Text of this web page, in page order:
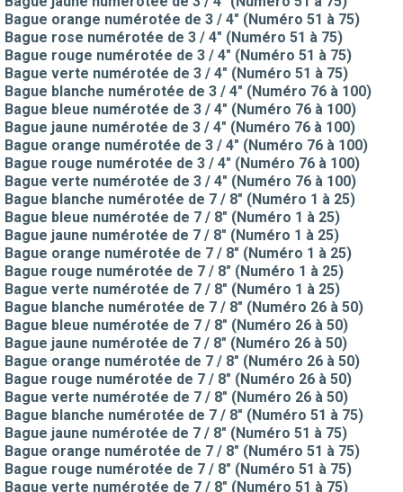
Bague orange numérotée de 3 / 4" (Numéro 51 à 75)
Bague rose numérotée de 3 / 4" (Numéro 51 à 75)
Bague rouge numérotée de 3 / 4" (Numéro 51 à 75)
Bague verte numérotée de 3 / 4" (Numéro 51 à 75)
Bague blanche numérotée de 3 / 4" (Numéro 76 à 100)
Bague bleue numérotée de 3 / 4" (Numéro 76 à 100)
Bague jaune numérotée de 3 / 4" (Numéro 76 à 100)
Bague orange numérotée de 3 / 4" (Numéro 76 à 100)
Bague rouge numérotée de 3 / 4" (Numéro 76 à 100)
Bague verte numérotée de 3 / 4" (Numéro 76 à 100)
Bague blanche numérotée de 7 / 8" (Numéro 1 à 25)
Bague bleue numérotée de 7 / 8" (Numéro 1 à 25)
Bague jaune numérotée de 7 / 8" (Numéro 1 à 25)
Bague orange numérotée de 7 / 8" (Numéro 1 à 25)
Bague rouge numérotée de 7 / 8" (Numéro 1 à 25)
Bague verte numérotée de 7 / 8" (Numéro 1 à 25)
Bague blanche numérotée de 7 / 8" (Numéro 26 à 50)
Bague bleue numérotée de 7 / 8" (Numéro 26 à 50)
Bague jaune numérotée de 7 / 8" (Numéro 26 à 50)
Bague orange numérotée de 7 / 8" (Numéro 26 à 50)
Bague rouge numérotée de 7 / 8" (Numéro 26 à 50)
Bague verte numérotée de 7 / 8" (Numéro 26 à 50)
Bague blanche numérotée de 7 / 8" (Numéro 51 à 75)
Bague jaune numérotée de 7 / 8" (Numéro 51 à 75)
Bague orange numérotée de 7 / 8" (Numéro 51 à 75)
Bague rouge numérotée de 7 / 8" (Numéro 51 à 75)
Bague verte numérotée de 7 / 8" (Numéro 51 à 75)